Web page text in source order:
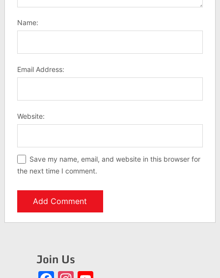
Name:
Email Address:
Website:
Save my name, email, and website in this browser for
the next time I comment.
Join Us